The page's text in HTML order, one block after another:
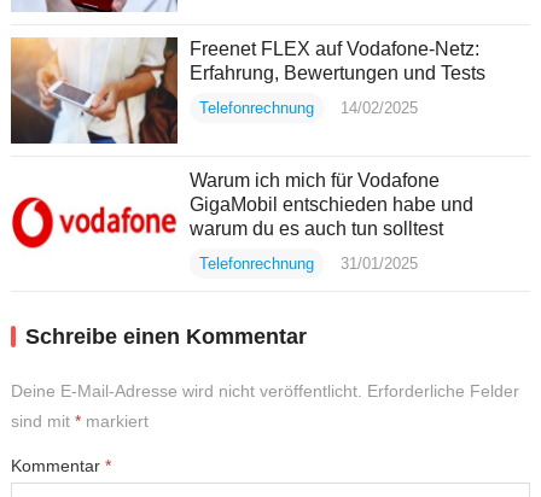
Freenet FLEX auf Vodafone-Netz:
Erfahrung, Bewertungen und Tests
Telefonrechnung 14/02/2025
Warum ich mich für Vodafone
GigaMobil entschieden habe und
warum du es auch tun solltest
Telefonrechnung 31/01/2025
Schreibe einen Kommentar
Deine E-Mail-Adresse wird nicht veröffentlicht. Erforderliche Felder
sind mit *markiert
Kommentar *